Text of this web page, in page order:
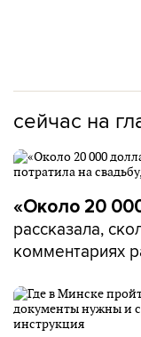
сейчас на
«Около 20
рассказала,
комментариях